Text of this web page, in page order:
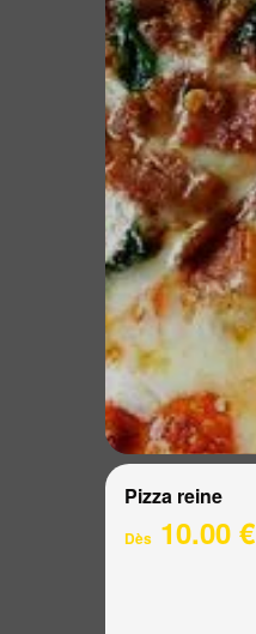
Pizza reine
Dès 10.00 €